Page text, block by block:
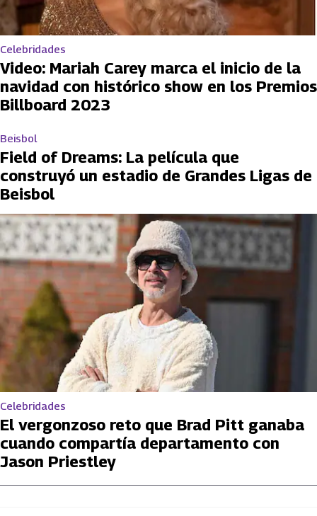
Celebridades
Video: Mariah Carey marca el inicio de la
navidad con histórico show en los Premios
Billboard 2023
Beisbol
Field of Dreams: La película que
construyó un estadio de Grandes Ligas de
Beisbol
Celebridades
El vergonzoso reto que Brad Pitt ganaba
cuando compartía departamento con
Jason Priestley